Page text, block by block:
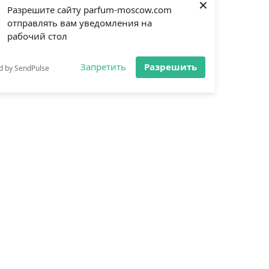
Разрешите сайту parfum-moscow.com
отправлять вам уведомления на
рабочий стол
by SendPulse Запретить Разрешить
×